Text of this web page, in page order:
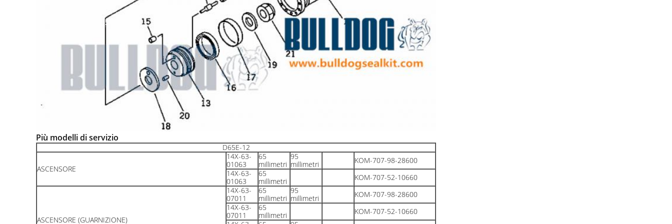
Più modelli di servizio
D65E-12
ASCENSORE
14X-63-
01063
65
millimetri
95
millimetri
KOM-707-98-28600
14X-63-
01063
65
millimetri
KOM-707-52-10660
ASCENSORE (GUARNIZIONE)
14X-63-
07011
65
millimetri
95
millimetri
KOM-707-98-28600
14X-63-
07011
65
millimetri
KOM-707-52-10660